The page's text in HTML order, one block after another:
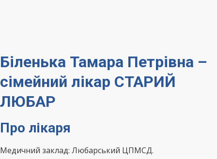
Біленька Тамара Петрівна –
сімейний лікар СТАРИЙ
ЛЮБАР
Про лікаря
Медичний заклад: Любарський ЦПМСД.